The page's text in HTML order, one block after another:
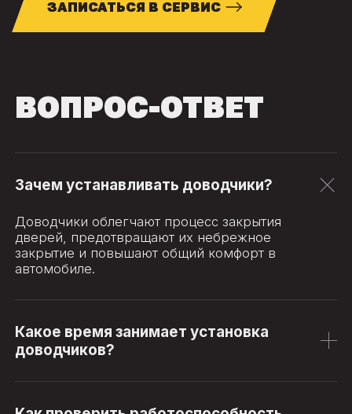
ЗАПИСАТЬСЯ В СЕРВИС
ВОПРОС-ОТВЕТ
Зачем устанавливать доводчики?
Доводчики облегчают процесс закрытия
дверей, предотвращают их небрежное
закрытие и повышают общий комфорт в
автомобиле.
Какое время занимает установка
доводчиков?